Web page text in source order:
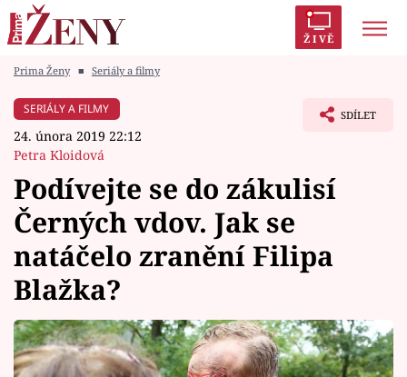
ŽIVĚ
Módní alarm
Témata
Celebrity
Vztahy
Seriály
Prima Ženy ■ Seriály a filmy
SERIÁLY A FILMY
24. února 2019 22:12
Petra Kloidová
SDÍLET
Podívejte se do zákulisí
Černých vdov. Jak se
natáčelo zranění Filipa
Blažka?